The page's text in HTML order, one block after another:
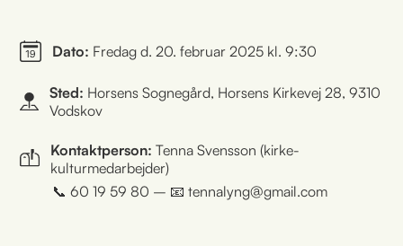
Dato: Fredag d. 20. februar 2025 kl. 9:30
Sted: Horsens Sognegård, Horsens Kirkevej 28, 9310
Vodskov
Kontaktperson: Tenna Svensson (kirke-
kulturmedarbejder)
📞 60 19 59 80 – 📧 tennalyng@gmail.com